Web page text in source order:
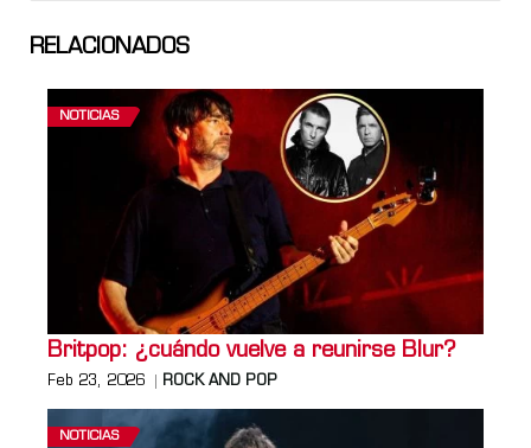
RELACIONADOS
NOTICIAS
Britpop: ¿cuándo vuelve a reunirse Blur?
Feb 23, 2026 ROCK AND POP
NOTICIAS